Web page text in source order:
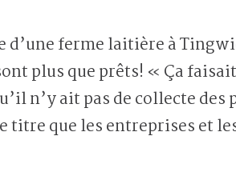
d’une ferme laitière à
plus que prêts! « Ça faisait
n’y ait pas de collecte des
titre que les entreprises et